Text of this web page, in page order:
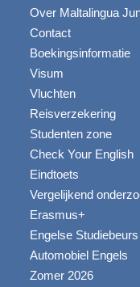
Over Maltalingua
Contact
Boekingsinformatie
Visum
Vluchten
Reisverzekering
Studenten zone
Check Your English
Eindtoets
Vergelijkend
Erasmus+
Engelse Studiebeurs
Automobiel Engels
Zomer 2026